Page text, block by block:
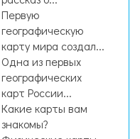
Первую
географическую
карту мира создал...
Одна из первых
географических
карт России...
Какие карты вам
знакомы?